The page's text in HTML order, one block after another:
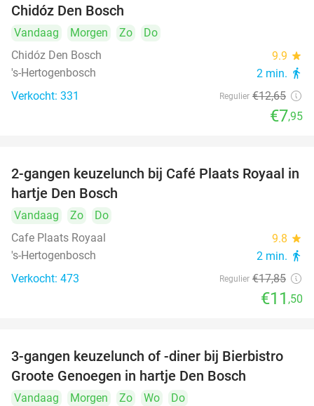
Chidóz Den Bosch
Vandaag Morgen Zo
Do
Chidóz Den Bosch
9.9 star
's-Hertogenbosch 2 min. directions_walk
Verkocht: 331 Regulier €12,65
€7,95
36%
2-gangen keuzelunch bij Café Plaats Royaal in
hartje Den Bosch
Vandaag Zo
Do
Cafe Plaats Royaal
9.8 star
's-Hertogenbosch 2 min. directions_walk
Verkocht: 473 Regulier €17,85
€11 ,50
41%
3-gangen keuzelunch of -diner bij Bierbistro
Groote Genoegen in hartje Den Bosch
Vandaag Morgen Zo Wo
Do